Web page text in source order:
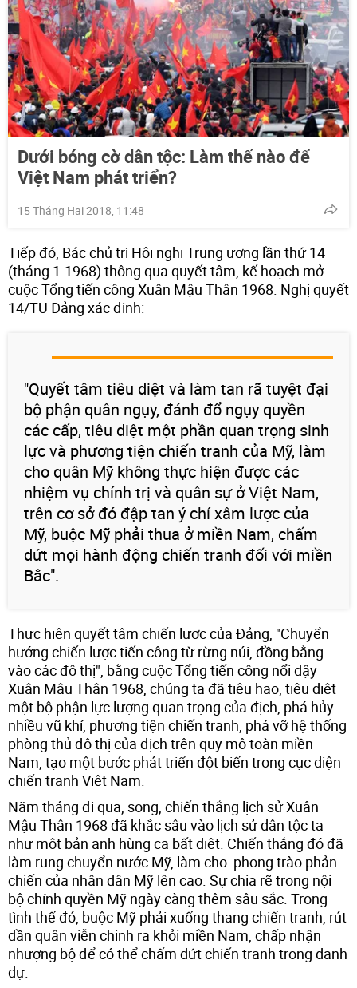
Dưới bóng cờ dân tộc: Làm thế nào để
Việt Nam phát triển?
15 Tháng Hai 2018, 11:48
Tiếp đó, Bác chủ trì Hội nghị Trung ương lần thứ 14
(tháng 1-1968) thông qua quyết tâm, kế hoạch mở
cuộc Tổng tiến công Xuân Mậu Thân 1968. Nghị quyết
14/TU Đảng xác định:
"Quyết tâm tiêu diệt và làm tan rã tuyệt đại
bộ phận quân ngụy, đánh đổ ngụy quyền
các cấp, tiêu diệt một phần quan trọng sinh
lực và phương tiện chiến tranh của Mỹ, làm
cho quân Mỹ không thực hiện được các
nhiệm vụ chính trị và quân sự ở Việt Nam,
trên cơ sở đó đập tan ý chí xâm lược của
Mỹ, buộc Mỹ phải thua ở miền Nam, chấm
dứt mọi hành động chiến tranh đối với miền
Bắc".
Thực hiện quyết tâm chiến lược của Đảng, "Chuyển
hướng chiến lược tiến công từ rừng núi, đồng bằng
vào các đô thị", bằng cuộc Tổng tiến công nổi dậy
Xuân Mậu Thân 1968, chúng ta đã tiêu hao, tiêu diệt
một bộ phận lực lượng quan trọng của địch, phá hủy
nhiều vũ khí, phương tiện chiến tranh, phá vỡ hệ thống
phòng thủ đô thị của địch trên quy mô toàn miền
Nam, tạo một bước phát triển đột biến trong cục diện
chiến tranh Việt Nam.
Năm tháng đi qua, song, chiến thắng lịch sử Xuân
Mậu Thân 1968 đã khắc sâu vào lịch sử dân tộc ta
như một bản anh hùng ca bất diệt. Chiến thắng đó đã
làm rung chuyển nước Mỹ, làm cho phong trào phản
chiến của nhân dân Mỹ lên cao. Sự chia rẽ trong nội
bộ chính quyền Mỹ ngày càng thêm sâu sắc. Trong
tình thế đó, buộc Mỹ phải xuống thang chiến tranh, rút
dần quân viễn chinh ra khỏi miền Nam, chấp nhận
nhượng bộ để có thể chấm dứt chiến tranh trong danh
dự.